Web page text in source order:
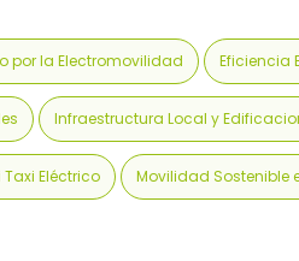
por la Electromovilidad Eficiencia
Infraestructura Local y
Taxi Eléctrico Movilidad Sostenible